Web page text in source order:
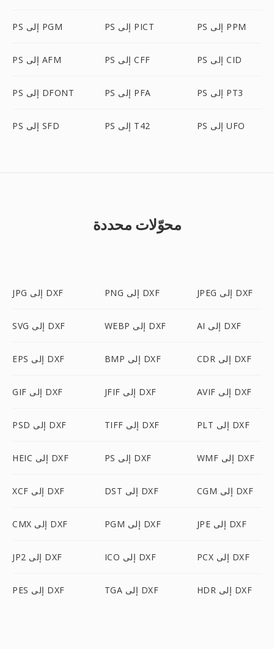
PS إلى PGM PS إلى PICT PS إلى PPM
PS إلى AFM PS إلى CFF PS إلى CID
PS إلى DFONT PS إلى PFA PS إلى PT3
PS إلى SFD PS إلى T42 PS إلى UFO
محوّلات محددة
JPG إلى DXF PNG إلى DXF JPEG إلى DXF
SVG إلى DXF WEBP إلى DXF AI إلى DXF
EPS إلى DXF BMP إلى DXF CDR إلى DXF
GIF إلى DXF JFIF إلى DXF AVIF إلى DXF
PSD إلى DXF TIFF إلى DXF PLT إلى DXF
HEIC إلى DXF PS إلى DXF WMF إلى DXF
XCF إلى DXF DST إلى DXF CGM إلى DXF
CMX إلى DXF PGM إلى DXF JPE إلى DXF
JP2 إلى DXF ICO إلى DXF PCX إلى DXF
PES إلى DXF TGA إلى DXF HDR إلى DXF